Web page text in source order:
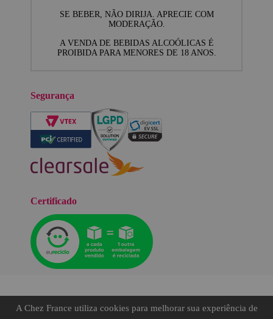
A Chez France utiliza cookies para melhorar sua experiência de
SE BEBER, NÃO DIRIJA. APRECIE COM
MODERAÇÃO.
A VENDA DE BEBIDAS ALCOÓLICAS É
PROIBIDA PARA MENORES DE 18 ANOS.
Segurança
Certificado
©TODOS OS DIREITOS RESERVADOS.